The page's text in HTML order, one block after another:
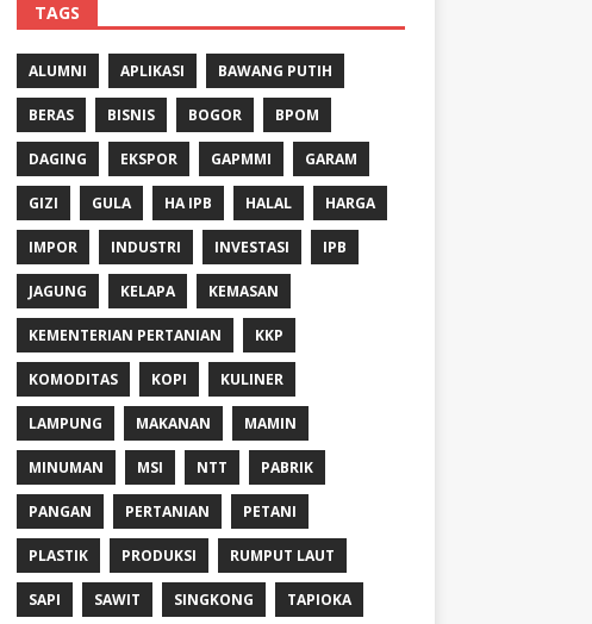
TAGS
ALUMNI APLIKASI BAWANG PUTIH
BERAS BISNIS BOGOR BPOM
DAGING EKSPOR GAPMMI GARAM
GIZI GULA HA IPB HALAL HARGA
IMPOR INDUSTRI INVESTASI IPB
JAGUNG KELAPA KEMASAN
KEMENTERIAN PERTANIAN KKP
KOMODITAS KOPI KULINER
LAMPUNG MAKANAN MAMIN
MINUMAN MSI NTT PABRIK
PANGAN PERTANIAN PETANI
PLASTIK PRODUKSI RUMPUT LAUT
SAPI SAWIT SINGKONG TAPIOKA